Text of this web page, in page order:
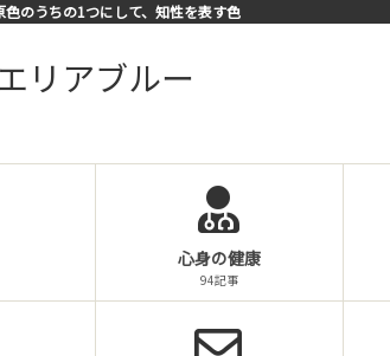
色のうちの1つにして、知性を表す色
リアブルー
心身の健康
94記事